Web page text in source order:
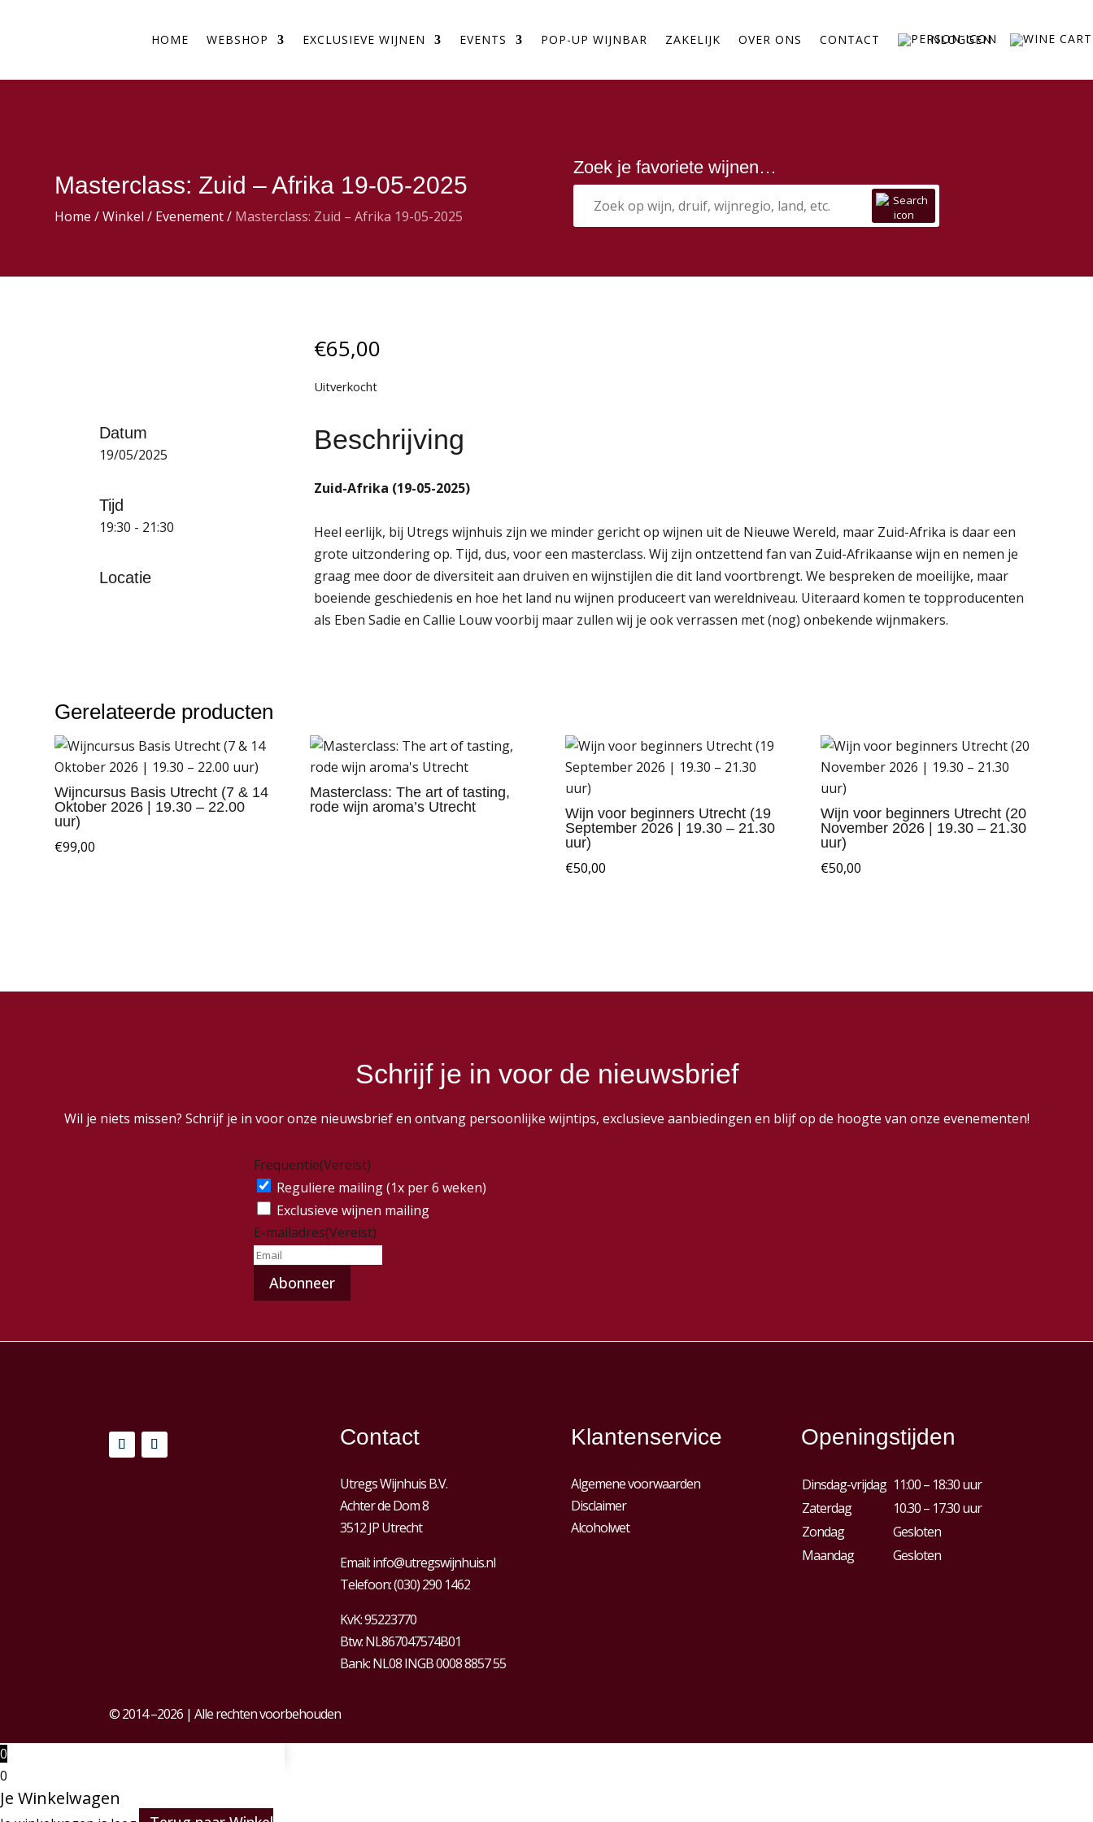
HOME WEBSHOP EXCLUSIEVE WIJNEN EVENTS POP-UP WIJNBAR ZAKELIJK OVER ONS CONTACT INLOGGEN
Masterclass: Zuid – Afrika 19-05-2025
Home /Winkel / Evenement/ Masterclass: Zuid – Afrika 19-05-2025
Zoek je favoriete wijnen…
Datum
19/05/2025
Tijd
19:30 - 21:30
Locatie
€65,00
Uitverkocht
Beschrijving
Zuid-Afrika (19-05-2025)
Heel eerlijk, bij Utregs wijnhuis zijn we minder gericht op wijnen uit de Nieuwe Wereld, maar Zuid-Afrika is daar een
grote uitzondering op. Tijd, dus, voor een masterclass. Wij zijn ontzettend fan van Zuid-Afrikaanse wijn en nemen je
graag mee door de diversiteit aan druiven en wijnstijlen die dit land voortbrengt. We bespreken de moeilijke, maar
boeiende geschiedenis en hoe het land nu wijnen produceert van wereldniveau. Uiteraard komen te topproducenten
als Eben Sadie en Callie Louw voorbij maar zullen wij je ook verrassen met (nog) onbekende wijnmakers.
Gerelateerde producten
Wijncursus Basis Utrecht (7 & 14
Oktober 2026 | 19.30 – 22.00
uur)
€99,00
Masterclass: The art of tasting,
rode wijn aroma’s Utrecht
Wijn voor beginners Utrecht (19
September 2026 | 19.30 – 21.30
uur)
€50,00
Wijn voor beginners Utrecht (20
November 2026 | 19.30 – 21.30
uur)
€50,00
Schrijf je in voor de nieuwsbrief
Wil je niets missen? Schrijf je in voor onze nieuwsbrief en ontvang persoonlijke wijntips, exclusieve aanbiedingen en blijf op de hoogte van onze evenementen!
Frequentie(Vereist)
Reguliere mailing (1x per 6 weken)
Exclusieve wijnen mailing
E-mailadres(Vereist)
Contact
Utregs Wijnhuis B.V.
Achter de Dom 8
3512 JP Utrecht
Email:info@utregswijnhuis.nl
Telefoon:(030) 290 1462
KvK:95223770
Btw:NL867047574B01
Bank: NL08 INGB 0008 8857 55
Klantenservice
Algemene voorwaarden
Disclaimer
Alcoholwet
Openingstijden
Dinsdag-vrijdag 11:00 – 18:30 uur
Zaterdag
10.30 – 17.30 uur
Zondag
Gesloten
Maandag
Gesloten
© 2014 –2026 | Alle rechten voorbehouden
0
0
Je Winkelwagen